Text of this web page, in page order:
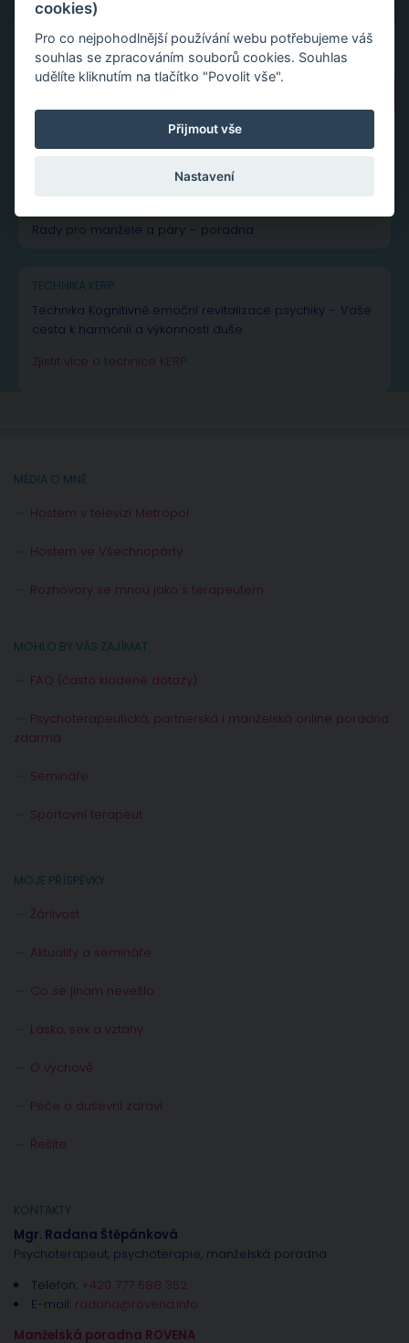
Vyhledávání
Rady pro manžele a páry – poradna
TECHNIKA KERP
Technika Kognitivně emoční revitalizace psychiky – Vaše
cesta k harmonii a výkonnosti duše.
Zjistit více o technice KERP
MÉDIA O MNĚ
Hostem v televizi Metropol
Hostem ve Všechnopárty
Rozhovory se mnou jako s terapeutem
MOHLO BY VÁS ZAJÍMAT
FAQ (často kladené dotazy)
Psychoterapeutická, partnerská i manželská online poradna
zdarma
Semináře
Sportovní terapeut
MOJE PŘÍSPĚVKY
Žárlivost
Aktuality a semináře
Co se jinam nevešlo
Láska, sex a vztahy
O výchově
Péče o duševní zdraví
Řešíte
KONTAKTY
Mgr. Radana Štěpánková
Psychoterapeut, psychoterapie, manželská poradna
Telefon: +420 777 588 352
E-mail: radana@rovena.info
Manželská poradna ROVENA
cookies)
Pro co nejpohodlnější používání webu potřebujeme váš
souhlas se zpracováním souborů cookies. Souhlas
udělíte kliknutím na tlačítko "Povolit vše".
Přijmout vše
Nastavení